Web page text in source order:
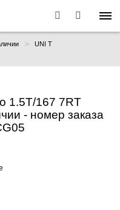
UNI T
1.5T/167 7RT
- номер заказа